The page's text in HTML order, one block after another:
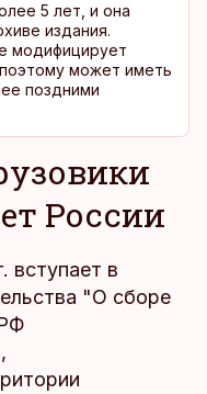
5 лет, и она
издания.
модифицирует
может иметь
поздними
России
вступает в
"О сборе